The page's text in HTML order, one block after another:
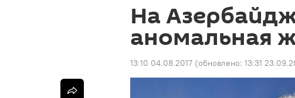
На
аномальная
13:10 04.08.2017 (обновлено: 13:31